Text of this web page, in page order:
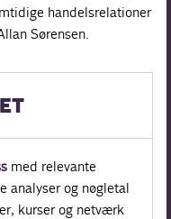
handelsrelationer
Sørensen.
med relevante
analyser og nøgletal
kurser og netværk